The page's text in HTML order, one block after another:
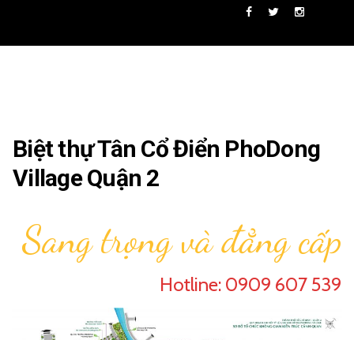
to
View
profile
View
profile
View
profile
Biệt thự Tân Cổ Điển PhoDong
Village Quận 2
Sang trọng và đẳng cấp
Hotline: 0909 607 539